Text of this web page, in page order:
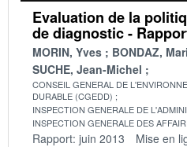
Evaluation de la
de diagnostic -
MORIN, Yves
BONDAZ,
SUCHE, Jean-Michel
CONSEIL GENERAL DE
DURABLE (CGEDD)
INSPECTION GENERALE DE
INSPECTION GENERALE DES
Rapport: juin 2013 Mise en